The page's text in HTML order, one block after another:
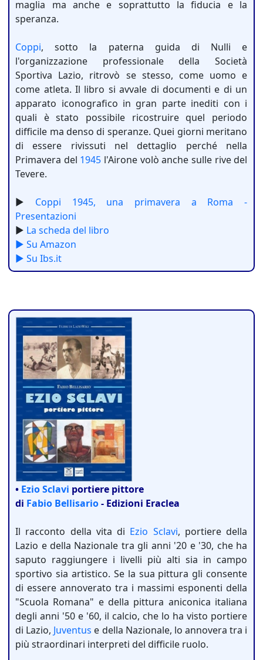
maglia ma anche e soprattutto la fiducia e la
speranza.
Coppi, sotto la paterna guida di Nulli e
l'organizzazione professionale della Società
Sportiva Lazio, ritrovò se stesso, come uomo e
come atleta. Il libro si avvale di documenti e di un
apparato iconografico in gran parte inediti con i
quali è stato possibile ricostruire quel periodo
difficile ma denso di speranze. Quei giorni meritano
di essere rivissuti nel dettaglio perché nella
Primavera del 1945 l'Airone volò anche sulle rive del
Tevere.
► Coppi 1945, una primavera a Roma -
Presentazioni
► La scheda del libro
► Su Amazon
► Su Ibs.it
• Ezio Sclavi portiere pittore
di Fabio Bellisario- Edizioni Eraclea
Il racconto della vita di Ezio Sclavi, portiere della
Lazio e della Nazionale tra gli anni '20 e '30, che ha
saputo raggiungere i livelli più alti sia in campo
sportivo sia artistico. Se la sua pittura gli consente
di essere annoverato tra i massimi esponenti della
"Scuola Romana" e della pittura aniconica italiana
degli anni '50 e '60, il calcio, che lo ha visto portiere
di Lazio, Juventus e della Nazionale, lo annovera tra i
più straordinari interpreti del difficile ruolo.